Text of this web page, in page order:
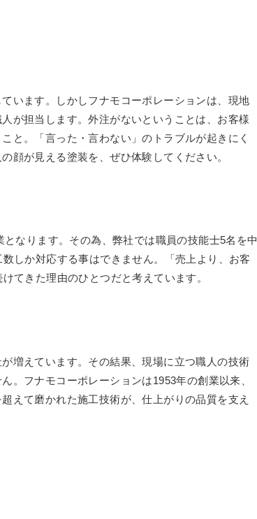
います。しかしフナモコーポレーションは、現地
が担当します。外注がないということは、お客様
と。「言った・言わない」のトラブルが起きにく
顔が見える塗装を、ぜひ体験してください。
なります。その為、弊社では職員の技能士5名を中
しか対応する事はできません。「売上より、お客
てきた理由のひとつだと考えています。
増えています。その結果、現場に立つ職人の技術
。フナモコーポレーションは1953年の創業以来、
えて磨かれた施工技術が、仕上がりの品質を支え